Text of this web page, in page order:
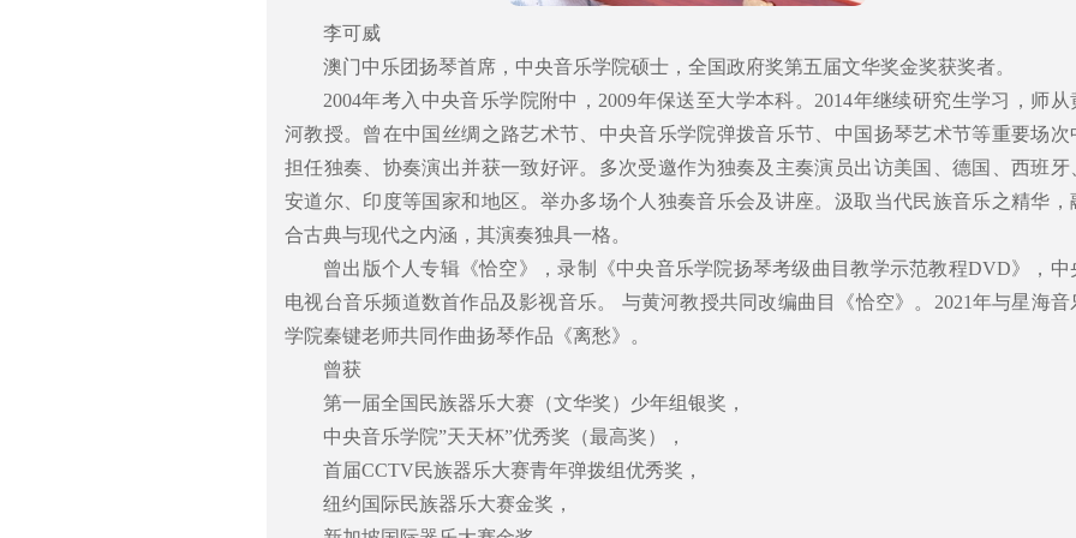
李可威
澳门中乐团扬琴首席，中央音乐学院硕士，全国政府奖第五届文华奖金奖获奖者。
2004年考入中央音乐学院附中，2009年保送至大学本科。2014年继续研究生学习，师从
河教授。曾在中国丝绸之路艺术节、中央音乐学院弹拨音乐节、中国扬琴艺术节等重要场次
担任独奏、协奏演出并获一致好评。多次受邀作为独奏及主奏演员出访美国、德国、西班牙
安道尔、印度等国家和地区。举办多场个人独奏音乐会及讲座。汲取当代民族音乐之精华，
合古典与现代之内涵，其演奏独具一格。
曾出版个人专辑《恰空》，录制《中央音乐学院扬琴考级曲目教学示范教程DVD》，中
电视台音乐频道数首作品及影视音乐。 与黄河教授共同改编曲目《恰空》。2021年与星海音
学院秦键老师共同作曲扬琴作品《离愁》。
曾获
第一届全国民族器乐大赛（文华奖）少年组银奖，
中央音乐学院”天天杯”优秀奖（最高奖），
首届CCTV民族器乐大赛青年弹拨组优秀奖，
纽约国际民族器乐大赛金奖，